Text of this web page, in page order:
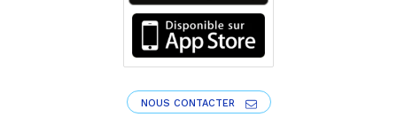
NOUS CONTACTER